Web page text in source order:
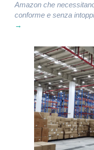
Amazon che
conforme e senza
→